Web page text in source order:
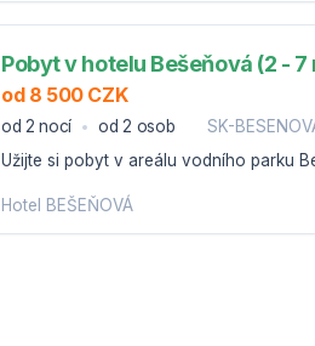
Pobyt v hotelu Bešeňová (2 - 7
od 8 500 CZK
od 2 nocí od 2 osob
SK-
Užijte si pobyt v areálu vodního parku
Hotel BEŠEŇOVÁ